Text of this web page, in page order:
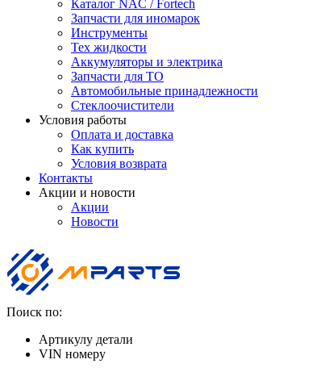
Каталог NAC / Fortech
Запчасти для иномарок
Инструменты
Тех жидкости
Аккумуляторы и электрика
Запчасти для ТО
Автомобильные принадлежности
Стеклоочистители
Условия работы
Оплата и доставка
Как купить
Условия возврата
Контакты
Акции и новости
Акции
Новости
Поиск по:
Артикулу детали
VIN номеру